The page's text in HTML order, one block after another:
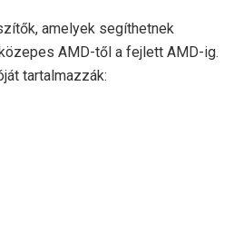
amelyek segíthetnek
AMD-től a fejlett AMD-ig.
tartalmazzák: